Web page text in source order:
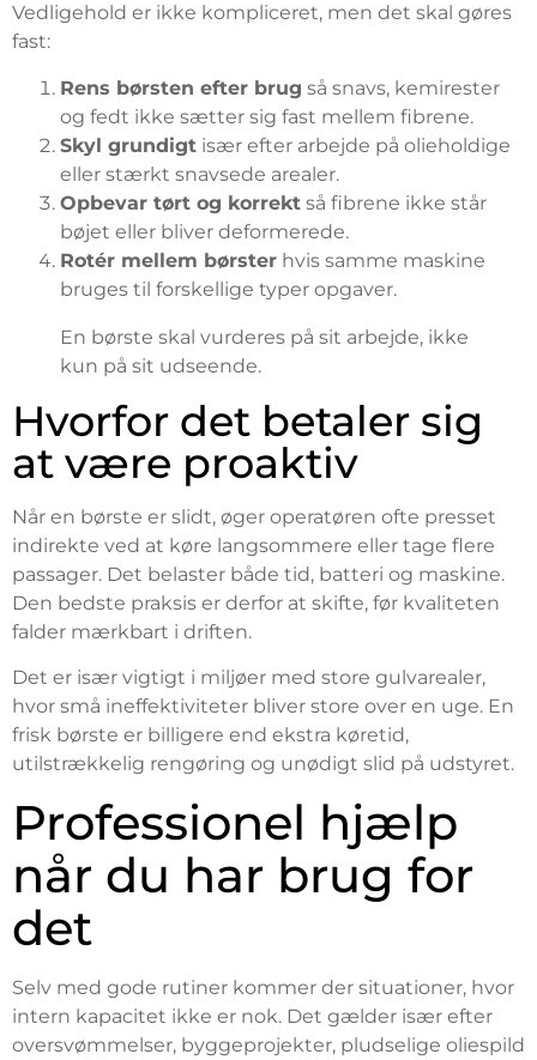
Vedligehold er ikke kompliceret, men det skal gøres
fast:
Rens børsten efter brug så snavs, kemirester
og fedt ikke sætter sig fast mellem fibrene.
Skyl grundigt især efter arbejde på olieholdige
eller stærkt snavsede arealer.
Opbevar tørt og korrekt så fibrene ikke står
bøjet eller bliver deformerede.
Rotér mellem børster hvis samme maskine
bruges til forskellige typer opgaver.
En børste skal vurderes på sit arbejde, ikke
kun på sit udseende.
Hvorfor det betaler sig
at være proaktiv
Når en børste er slidt, øger operatøren ofte presset
indirekte ved at køre langsommere eller tage flere
passager. Det belaster både tid, batteri og maskine.
Den bedste praksis er derfor at skifte, før kvaliteten
falder mærkbart i driften.
Det er især vigtigt i miljøer med store gulvarealer,
hvor små ineffektiviteter bliver store over en uge. En
frisk børste er billigere end ekstra køretid,
utilstrækkelig rengøring og unødigt slid på udstyret.
Professionel hjælp
når du har brug for
det
Selv med gode rutiner kommer der situationer, hvor
intern kapacitet ikke er nok. Det gælder især efter
oversvømmelser, byggeprojekter, pludselige oliespild